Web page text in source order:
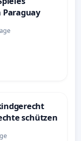
Paraguay
schützen